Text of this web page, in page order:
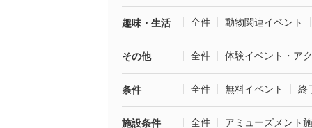
趣味・生活 全件 動物関連イベント
その他 全件 体験イベント・ア
条件 全件 無料イベント 終
施設条件 全件 アミューズメント